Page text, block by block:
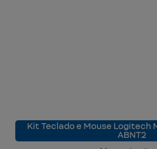
Kit Teclado e Mouse Logitech
ABNT2